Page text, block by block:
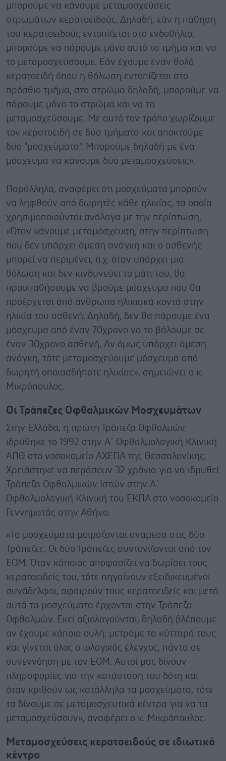
μπορούμε να κάνουμε μεταμοσχεύσεις
στρωμάτων κερατοειδούς. Δηλαδή, εάν η πάθηση
του κερατοειδούς εντοπίζεται στο ενδοθήλιο,
μπορούμε να πάρουμε μόνο αυτό το τμήμα και να
το μεταμοσχεύσουμε. Εάν έχουμε έναν θολό
κερατοειδή όπου η θόλωση εντοπίζεται στο
πρόσθιο τμήμα, στο στρώμα δηλαδή, μπορούμε να
πάρουμε μόνο το στρώμα και να το
μεταμοσχεύσουμε. Με αυτό τον τρόπο χωρίζουμε
τον κερατοειδή σε δύο τμήματα και αποκτούμε
δύο "μοσχεύματα". Μπορούμε δηλαδή με ένα
μόσχευμα να κάνουμε δύο μεταμοσχεύσεις».
Παράλληλα, αναφέρει ότι μοσχεύματα μπορούν
να ληφθούν από δωρητές κάθε ηλικίας, τα οποία
χρησιμοποιούνται ανάλογα με την περίπτωση.
«Όταν κάνουμε μεταμόσχευση, στην περίπτωση
που δεν υπάρχει άμεση ανάγκη και ο ασθενής
μπορεί να περιμένει, π.χ. όταν υπάρχει μια
θόλωση και δεν κινδυνεύει το μάτι του, θα
προσπαθήσουμε να βρούμε μόσχευμα που θα
προέρχεται από άνθρωπο ηλικιακά κοντά στην
ηλικία του ασθενή. Δηλαδή, δεν θα πάρουμε ένα
μόσχευμα από έναν 70χρονο να το βάλουμε σε
έναν 30χρονο ασθενή. Αν όμως υπάρχει άμεση
ανάγκη, τότε μεταμοσχεύουμε μόσχευμα από
δωρητή οποιασδήποτε ηλικίας», σημειώνει ο κ.
Μικρόπουλος.
Οι Τράπεζες Οφθαλμικών Μοσχευμάτων
Στην Ελλάδα, η πρώτη Τράπεζα Οφθαλμών
ιδρύθηκε το 1992 στην Α΄ Οφθαλμολογική Κλινική
ΑΠΘ στο νοσοκομείο ΑΧΕΠΑ της Θεσσαλονίκης.
Χρειάστηκε να περάσουν 32 χρόνια για να ιδρυθεί
Τράπεζα Οφθαλμικών Ιστών στην Α΄
Οφθαλμολογική Κλινική του ΕΚΠΑ στο νοσοκομείο
Γεννηματάς στην Αθήνα.
«Τα μοσχεύματα μοιράζονται ανάμεσα στις δύο
Τράπεζες. Οι δύο Τράπεζες συντονίζονται από τον
ΕΟΜ. Όταν κάποιος αποφασίζει να δωρίσει τους
κερατοειδείς του, τότε πηγαίνουν εξειδικευμένοι
συνάδελφοι, αφαιρούν τους κερατοειδείς και μετά
αυτά τα μοσχεύματα έρχονται στην Τράπεζα
Οφθαλμών. Εκεί αξιολογούνται, δηλαδή βλέπουμε
αν έχουμε κάποια ουλή, μετράμε τα κύτταρά τους
και γίνεται όλος ο ιολογικός έλεγχος, πάντα σε
συνεννόηση με τον ΕΟΜ. Αυτοί μας δίνουν
πληροφορίες για την κατάσταση του δότη και
όταν κριθούν ως κατάλληλα τα μοσχεύματα, τότε
τα δίνουμε σε μεταμοσχευτικά κέντρα για να τα
μεταμοσχεύσουν», αναφέρει ο κ. Μικρόπουλος.
Μεταμοσχεύσεις κερατοειδούς σε ιδιωτικά
κέντρα